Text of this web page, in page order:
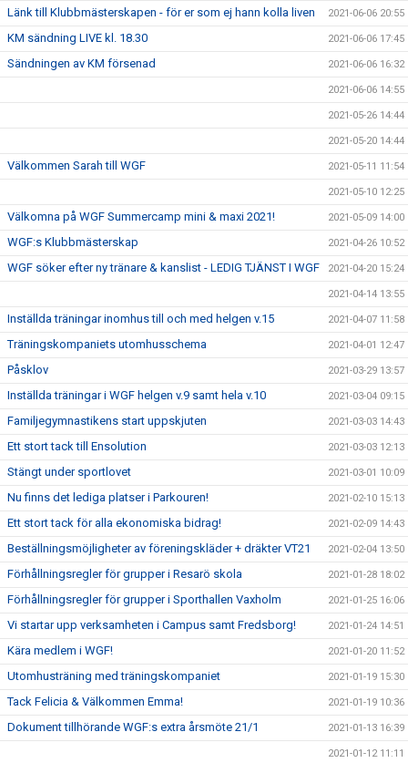
Länk till Klubbmästerskapen - för er som ej hann kolla liven 2021-06-06 20:55
KM sändning LIVE kl. 18.30 2021-06-06 17:45
Sändningen av KM försenad 2021-06-06 16:32
2021-06-06 14:55
2021-05-26 14:44
2021-05-20 14:44
Välkommen Sarah till WGF 2021-05-11 11:54
2021-05-10 12:25
Välkomna på WGF Summercamp mini & maxi 2021! 2021-05-09 14:00
WGF:s Klubbmästerskap 2021-04-26 10:52
WGF söker efter ny tränare & kanslist - LEDIG TJÄNST I WGF 2021-04-20 15:24
2021-04-14 13:55
Inställda träningar inomhus till och med helgen v.15 2021-04-07 11:58
Träningskompaniets utomhusschema 2021-04-01 12:47
Påsklov 2021-03-29 13:57
Inställda träningar i WGF helgen v.9 samt hela v.10 2021-03-04 09:15
Familjegymnastikens start uppskjuten 2021-03-03 14:43
Ett stort tack till Ensolution 2021-03-03 12:13
Stängt under sportlovet 2021-03-01 10:09
Nu finns det lediga platser i Parkouren! 2021-02-10 15:13
Ett stort tack för alla ekonomiska bidrag! 2021-02-09 14:43
Beställningsmöjligheter av föreningskläder + dräkter VT21 2021-02-04 13:50
Förhållningsregler för grupper i Resarö skola 2021-01-28 18:02
Förhållningsregler för grupper i Sporthallen Vaxholm 2021-01-25 16:06
Vi startar upp verksamheten i Campus samt Fredsborg! 2021-01-24 14:51
Kära medlem i WGF! 2021-01-20 11:52
Utomhusträning med träningskompaniet 2021-01-19 15:30
Tack Felicia & Välkommen Emma! 2021-01-19 10:36
Dokument tillhörande WGF:s extra årsmöte 21/1 2021-01-13 16:39
2021-01-12 11:11